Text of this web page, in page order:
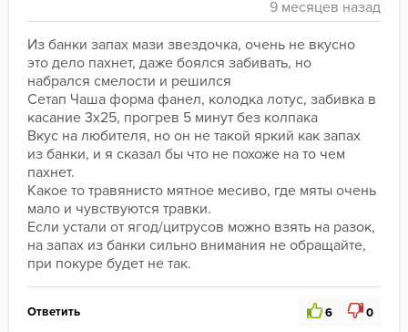
Из банки запах мази звездочка, очень не вкусно
это дело пахнет, даже боялся забивать, но
набрался смелости и решился
Сетап Чаша форма фанел, колодка лотус, забивка в
касание 3х25, прогрев 5 минут без колпака
Вкус на любителя, но он не такой яркий как запах
из банки, и я сказал бы что не похоже на то чем
пахнет.
Какое то травянисто мятное месиво, где мяты очень
мало и чувствуются травки.
Если устали от ягод/цитрусов можно взять на разок,
на запах из банки сильно внимания не обращайте,
при покуре будет не так.
Ответить 6 0